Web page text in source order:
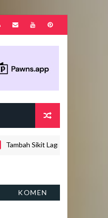
Sikit Lagi..
KOMEN